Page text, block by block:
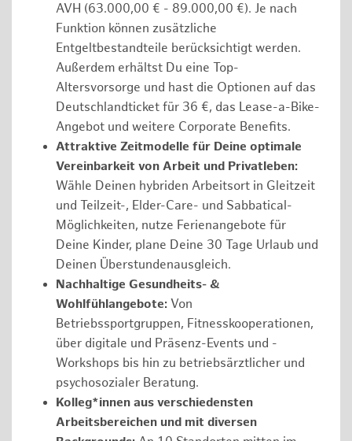
AVH (63.000,00 € - 89.000,00 €). Je nach
Funktion können zusätzliche
Entgeltbestandteile berücksichtigt werden.
Außerdem erhältst Du eine Top-
Altersvorsorge und hast die Optionen auf das
Deutschlandticket für 36 €, das Lease-a-Bike-
Angebot und weitere Corporate Benefits.
Attraktive Zeitmodelle für Deine optimale
Vereinbarkeit von Arbeit und Privatleben:
Wähle Deinen hybriden Arbeitsort in Gleitzeit
und Teilzeit-, Elder-Care- und Sabbatical-
Möglichkeiten, nutze Ferienangebote für
Deine Kinder, plane Deine 30 Tage Urlaub und
Deinen Überstundenausgleich.
Nachhaltige Gesundheits- &
Wohlfühlangebote: Von
Betriebssportgruppen, Fitnesskooperationen,
über digitale und Präsenz-Events und -
Workshops bis hin zu betriebsärztlicher und
psychosozialer Beratung.
Kolleg*innen aus verschiedensten
Arbeitsbereichen und mit diversen